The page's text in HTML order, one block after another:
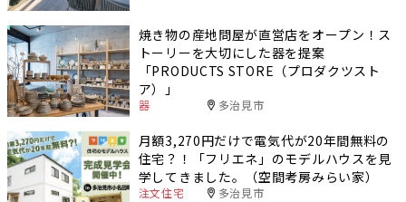
焼き物の産地問屋が直営店をオープン！ス
トーリーを大切にした器を提案
「PRODUCTS STORE（プロダクツスト
ア）」
器 多治見市
月額3,270円だけで電気代が20年間無料の
住宅？！「フリエネ」のモデルハウスを見
学してきました。（空間考房みらい家）
注文住宅 多治見市